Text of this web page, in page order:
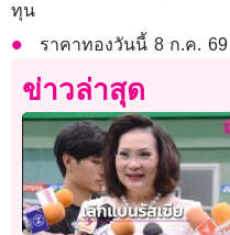
ทุน
ราคาทองวันนี้ 8 ก.ค.
ข่าวล่าสุด